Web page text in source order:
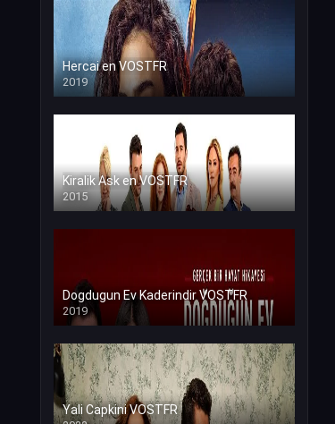
Hercai en VOSTFR
2019
Kiralik Ask en VOSTFR
2015
Dogdugun Ev Kaderindir VOSTFR
2019
Yali Capkini VOSTFR